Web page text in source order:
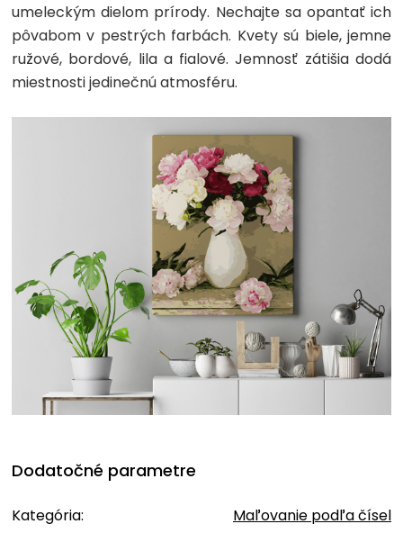
umeleckým dielom prírody. Nechajte sa opantať ich
pôvabom v pestrých farbách. Kvety sú biele, jemne
ružové, bordové, lila a fialové. Jemnosť zátišia dodá
miestnosti jedinečnú atmosféru.
Dodatočné parametre
Kategória: Maľovanie podľa čísel